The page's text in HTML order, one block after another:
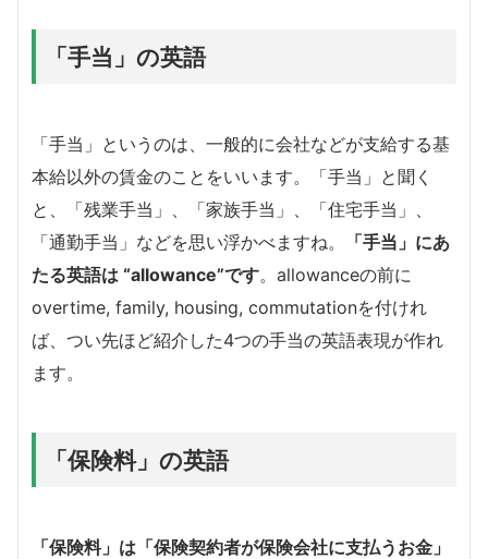
「手当」の英語
「手当」というのは、一般的に会社などが支給する基
本給以外の賃金のことをいいます。「手当」と聞く
と、「残業手当」、「家族手当」、「住宅手当」、
「通勤手当」などを思い浮かべますね。
「手当」にあ
たる英語は “allowance”です。allowanceの前に
overtime, family, housing, commutationを付けれ
ば、つい先ほど紹介した4つの手当の英語表現が作れ
ます。
「保険料」の英語
「保険料」は「保険契約者が保険会社に支払うお金」